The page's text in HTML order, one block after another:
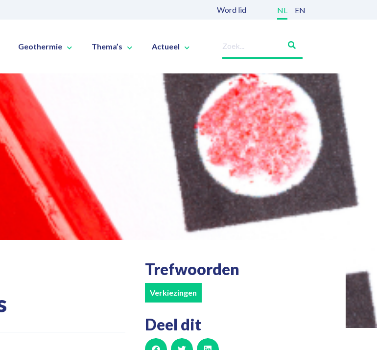
Word lid NL EN
Geothermie Thema’s Actueel
Trefwoorden
Verkiezingen
Deel dit